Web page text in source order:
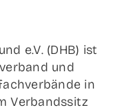
e.V. (DHB) ist
und
in
Ver­bands­sitz